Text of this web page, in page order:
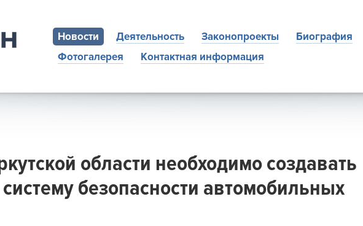
Новости Деятельность Законопроекты Биография
Фотогалерея
Контактная информация
области необходимо создавать
безопасности автомобильных